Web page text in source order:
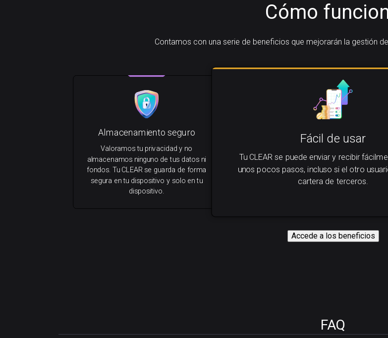
Cómo
Contamos con una serie de beneficios que mejorarán la gestión
Fácil de usar
Tu CLEAR se puede enviar y recibir
unos pocos pasos, incluso si el otro
cartera de terceros.
Almacenamiento seguro
Valoramos tu privacidad y no
almacenamos ninguno de tus datos ni
fondos. Tu CLEAR se guarda de forma
segura en tu dispositivo y solo en tu
dispositivo.
Accede a los beneficios
FAQ